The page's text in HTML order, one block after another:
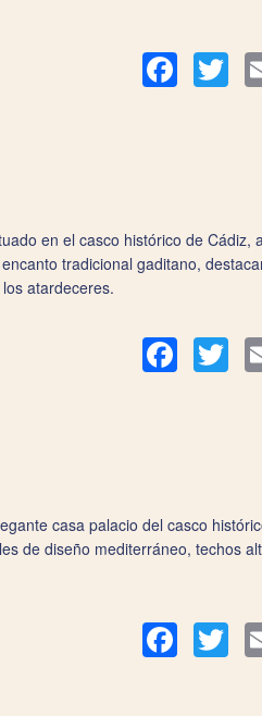
Facebook
en el casco histórico de
tradicional gaditano,
atardeceres.
Facebook
casa palacio del casco
de diseño mediterráneo, techos
Facebook